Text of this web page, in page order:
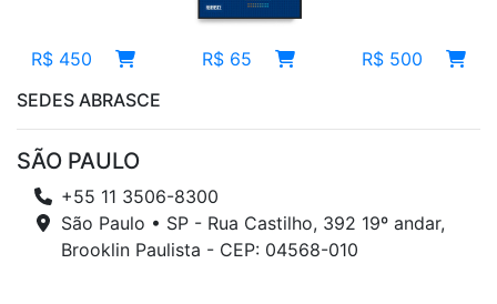
R$ 450 R$ 65
R$ 500
SEDES ABRASCE
SÃO PAULO
+55 11 3506-8300
São Paulo • SP - Rua Castilho, 392 19º andar,
Brooklin Paulista - CEP: 04568-010